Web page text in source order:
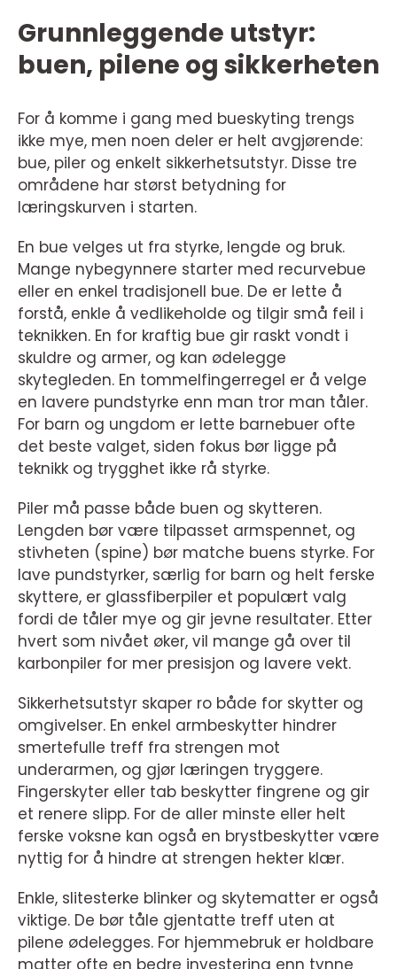
Grunnleggende utstyr:
buen, pilene og sikkerheten
For å komme i gang med bueskyting trengs
ikke mye, men noen deler er helt avgjørende:
bue, piler og enkelt sikkerhetsutstyr. Disse tre
områdene har størst betydning for
læringskurven i starten.
En bue velges ut fra styrke, lengde og bruk.
Mange nybegynnere starter med recurvebue
eller en enkel tradisjonell bue. De er lette å
forstå, enkle å vedlikeholde og tilgir små feil i
teknikken. En for kraftig bue gir raskt vondt i
skuldre og armer, og kan ødelegge
skytegleden. En tommelfingerregel er å velge
en lavere pundstyrke enn man tror man tåler.
For barn og ungdom er lette barnebuer ofte
det beste valget, siden fokus bør ligge på
teknikk og trygghet ikke rå styrke.
Piler må passe både buen og skytteren.
Lengden bør være tilpasset armspennet, og
stivheten (spine) bør matche buens styrke. For
lave pundstyrker, særlig for barn og helt ferske
skyttere, er glassfiberpiler et populært valg
fordi de tåler mye og gir jevne resultater. Etter
hvert som nivået øker, vil mange gå over til
karbonpiler for mer presisjon og lavere vekt.
Sikkerhetsutstyr skaper ro både for skytter og
omgivelser. En enkel armbeskytter hindrer
smertefulle treff fra strengen mot
underarmen, og gjør læringen tryggere.
Fingerskyter eller tab beskytter fingrene og gir
et renere slipp. For de aller minste eller helt
ferske voksne kan også en brystbeskytter være
nyttig for å hindre at strengen hekter klær.
Enkle, slitesterke blinker og skytematter er også
viktige. De bør tåle gjentatte treff uten at
pilene ødelegges. For hjemmebruk er holdbare
matter ofte en bedre investering enn tynne